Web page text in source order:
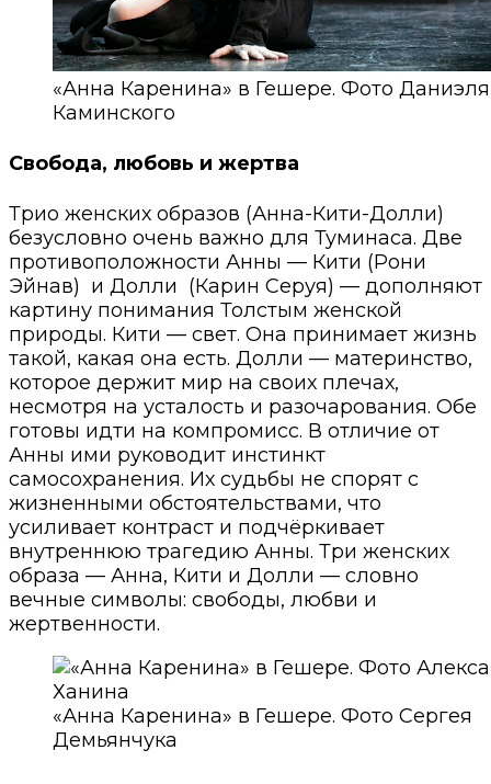
«Анна Каренина» в Гешере. Фото Даниэля
Каминского
Свобода, любовь и жертва
Трио женских образов (Анна-Кити-Долли)
безусловно очень важно для Туминаса. Две
противоположности Анны — Кити (Рони
Эйнав) и Долли (Карин Серуя) — дополняют
картину понимания Толстым женской
природы. Кити — свет. Она принимает жизнь
такой, какая она есть. Долли — материнство,
которое держит мир на своих плечах,
несмотря на усталость и разочарования. Обе
готовы идти на компромисс. В отличие от
Анны ими руководит инстинкт
самосохранения. Их судьбы не спорят с
жизненными обстоятельствами, что
усиливает контраст и подчёркивает
внутреннюю трагедию Анны. Три женских
образа — Анна, Кити и Долли — словно
вечные символы: свободы, любви и
жертвенности.
«Анна Каренина» в Гешере. Фото Сергея
Демьянчука